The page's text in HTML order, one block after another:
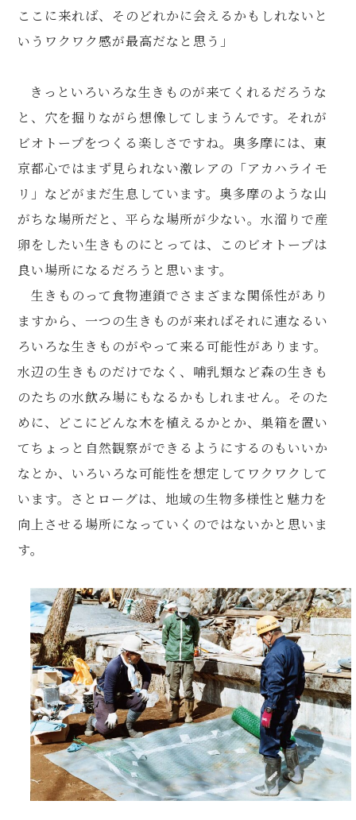
ここに来れば、そのどれかに会えるかもしれないと
いうワクワク感が最高だなと思う」
きっといろいろな生きものが来てくれるだろうな
と、穴を掘りながら想像してしまうんです。それが
ビオトープをつくる楽しさですね。奥多摩には、東
京都心ではまず見られない激レアの「アカハライモ
リ」などがまだ生息しています。奥多摩のような山
がちな場所だと、平らな場所が少ない。水溜りで産
卵をしたい生きものにとっては、このビオトープは
良い場所になるだろうと思います。
生きものって食物連鎖でさまざまな関係性があり
ますから、一つの生きものが来ればそれに連なるい
ろいろな生きものがやって来る可能性があります。
水辺の生きものだけでなく、哺乳類など森の生きも
のたちの水飲み場にもなるかもしれません。そのた
めに、どこにどんな木を植えるかとか、巣箱を置い
てちょっと自然観察ができるようにするのもいいか
なとか、いろいろな可能性を想定してワクワクして
います。さとローグは、地域の生物多様性と魅力を
向上させる場所になっていくのではないかと思いま
す。